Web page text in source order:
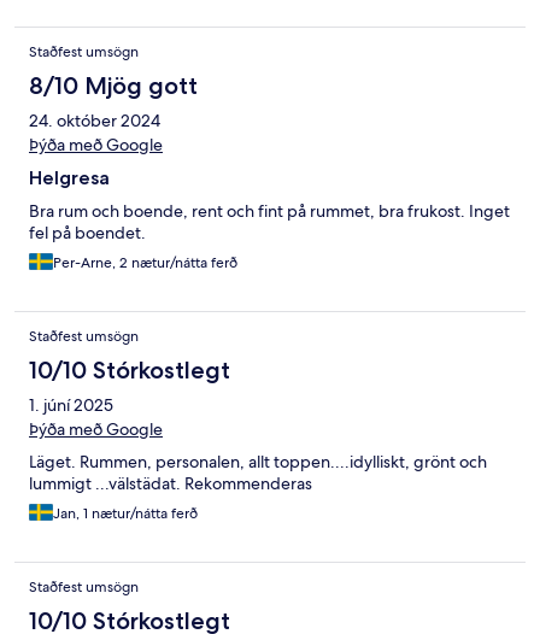
Staðfest umsögn
8/10 Mjög gott
24. október 2024
Þýða með Google
Helgresa
Bra rum och boende, rent och fint på rummet, bra frukost. Inget
fel på boendet.
Per-Arne, 2 nætur/nátta ferð
Staðfest umsögn
10/10 Stórkostlegt
1. júní 2025
Þýða með Google
Läget. Rummen, personalen, allt toppen....idylliskt, grönt och
lummigt ...välstädat. Rekommenderas
Jan, 1 nætur/nátta ferð
Staðfest umsögn
10/10 Stórkostlegt